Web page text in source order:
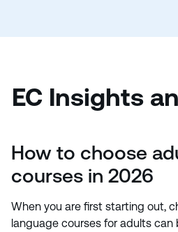
EC Insights
How to choose
courses in 2026
When you are first starting out,
language courses for adults can